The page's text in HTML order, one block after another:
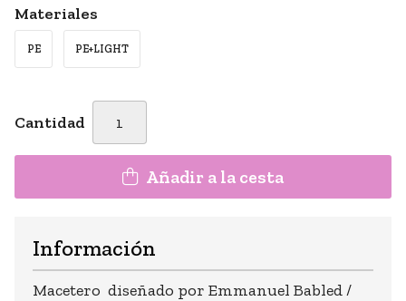
Materiales
PE PE+LIGHT
Cantidad
Añadir a la cesta
Información
Macetero diseñado por Emmanuel Babled /